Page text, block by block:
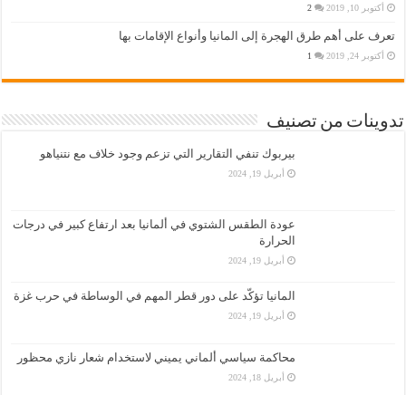
أكتوبر 10, 2019 2
تعرف على أهم طرق الهجرة إلى المانيا وأنواع الإقامات بها
أكتوبر 24, 2019 1
تدوينات من تصنيف
بيربوك تنفي التقارير التي تزعم وجود خلاف مع نتنياهو
أبريل 19, 2024
عودة الطقس الشتوي في ألمانيا بعد ارتفاع كبير في درجات
الحرارة
أبريل 19, 2024
المانيا تؤكّد على دور قطر المهم في الوساطة في حرب غزة
أبريل 19, 2024
محاكمة سياسي ألماني يميني لاستخدام شعار نازي محظور
أبريل 18, 2024